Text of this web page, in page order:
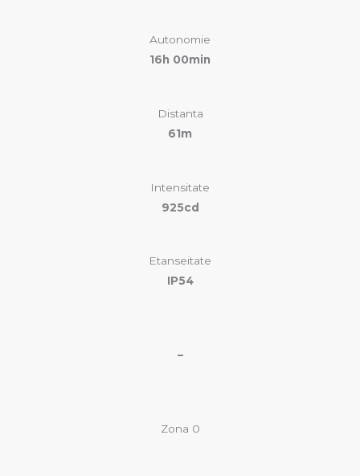
Autonomie
16h 00min
Distanta
61m
Intensitate
925cd
Etanseitate
IP54
–
Zona 0